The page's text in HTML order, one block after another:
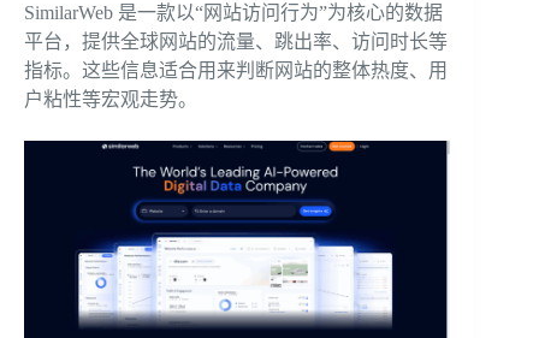
SimilarWeb 是一款以“网站访问行为”为核心的数据
平台，提供全球网站的流量、跳出率、访问时长等
指标。这些信息适合用来判断网站的整体热度、用
户粘性等宏观走势。